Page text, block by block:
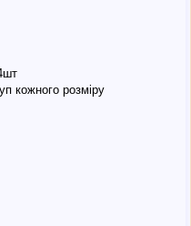
кожного розміру